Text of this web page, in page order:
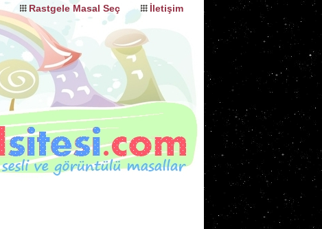
Rastgele Masal Seç İletişim